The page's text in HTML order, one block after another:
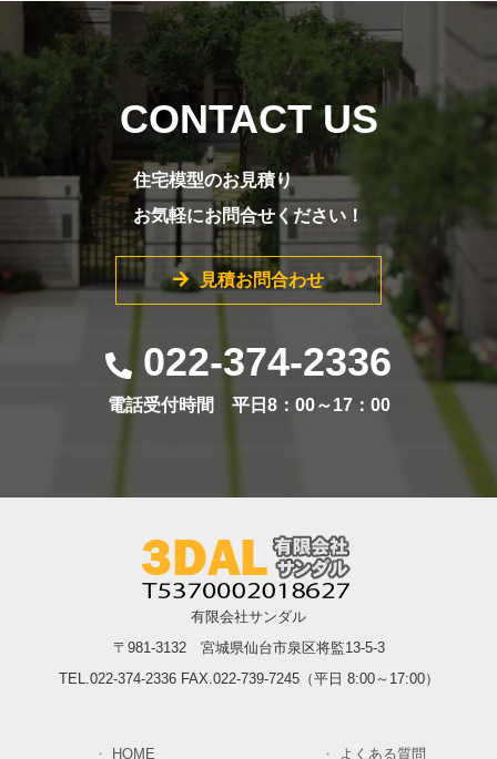
CONTACT US
住宅模型のお見積り
お気軽にお問合せください！
見積お問合わせ
022-374-2336
電話受付時間 平日8：00～17：00
有限会社サンダル
〒981-3132 宮城県仙台市泉区将監13-5-3
TEL.022-374-2336 FAX.022-739-7245（平日 8:00～17:00）
HOME よくある質問